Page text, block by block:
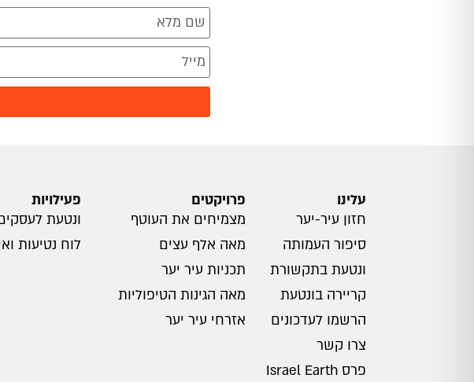
עלינו
חזון עיר-יער
סיפור העמותה
ונטעת בתקשורת
קריירה בונטעת
הרשמו לעדכונים
צרו קשר
פרס Israel Earth
פרויקטים
מצמיחים את העוטף
מאה אלף עצים
תכניות עיר יער
מאה הגינות הטיפוליות
אזרחי עיר יער
פעילויות
ונטעת
לוח נטיעות